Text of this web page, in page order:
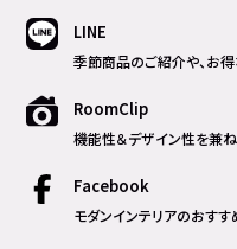
LINE
季節商品のご紹介や、お
RoomClip
機能性＆デザイン性を兼
Facebook
モダンインテリアのおすす